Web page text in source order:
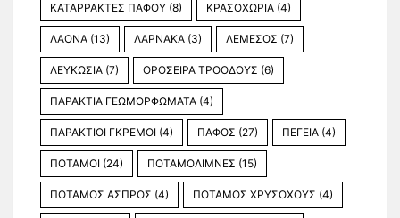
ΚΑΤΑΡΡΑΚΤΕΣ ΠΑΦΟΥ (8) ΚΡΑΣΟΧΩΡΙΑ (4)
ΛΑΟΝΑ (13) ΛΑΡΝΑΚΑ (3) ΛΕΜΕΣΟΣ (7)
ΛΕΥΚΩΣΙΑ (7) ΟΡΟΣΕΙΡΑ ΤΡΟΟΔΟΥΣ (6)
ΠΑΡΑΚΤΙΑ ΓΕΩΜΟΡΦΩΜΑΤΑ (4)
ΠΑΡΑΚΤΙΟΙ ΓΚΡΕΜΟΙ (4) ΠΑΦΟΣ (27) ΠΕΓΕΙΑ (4)
ΠΟΤΑΜΟΙ (24) ΠΟΤΑΜΟΛΙΜΝΕΣ (15)
ΠΟΤΑΜΟΣ ΑΣΠΡΟΣ (4) ΠΟΤΑΜΟΣ ΧΡΥΣΟΧΟΥΣ (4)